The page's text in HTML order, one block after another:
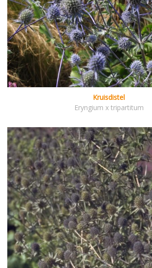
Kruisdistel
Eryngium x tripartitum